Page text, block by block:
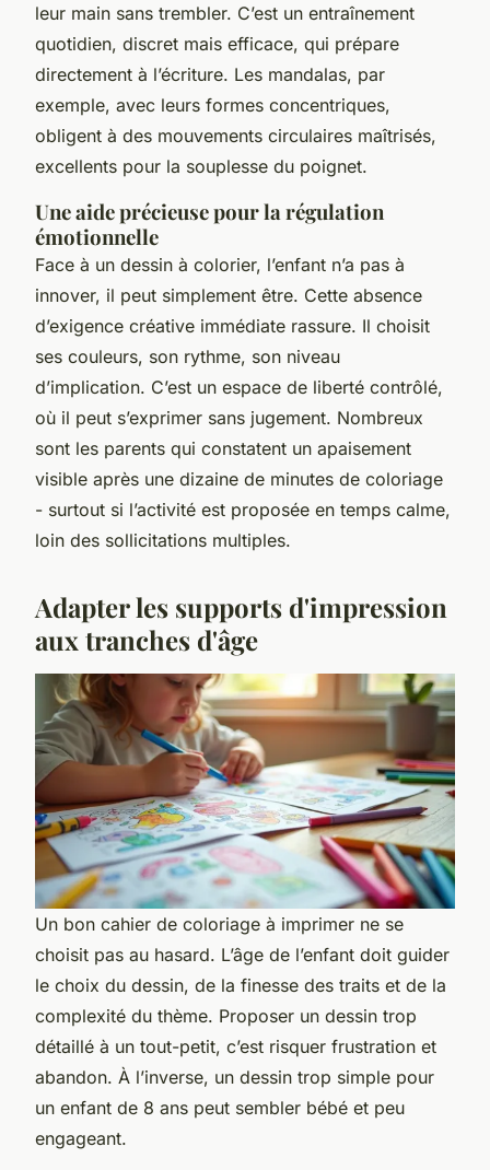
leur main sans trembler. C’est un entraînement
quotidien, discret mais efficace, qui prépare
directement à l’écriture. Les mandalas, par
exemple, avec leurs formes concentriques,
obligent à des mouvements circulaires maîtrisés,
excellents pour la souplesse du poignet.
Une aide précieuse pour la régulation
émotionnelle
Face à un dessin à colorier, l’enfant n’a pas à
innover, il peut simplement être. Cette absence
d’exigence créative immédiate rassure. Il choisit
ses couleurs, son rythme, son niveau
d’implication. C’est un espace de liberté contrôlé,
où il peut s’exprimer sans jugement. Nombreux
sont les parents qui constatent un apaisement
visible après une dizaine de minutes de coloriage
- surtout si l’activité est proposée en temps calme,
loin des sollicitations multiples.
Adapter les supports d'impression
aux tranches d'âge
Un bon cahier de coloriage à imprimer ne se
choisit pas au hasard. L’âge de l’enfant doit guider
le choix du dessin, de la finesse des traits et de la
complexité du thème. Proposer un dessin trop
détaillé à un tout-petit, c’est risquer frustration et
abandon. À l’inverse, un dessin trop simple pour
un enfant de 8 ans peut sembler bébé et peu
engageant.